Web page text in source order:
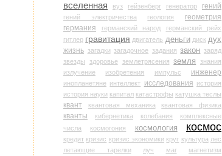
вселенная
вуз гейзенберг генератор гений
гений электричества геология
геометрия
германия
германский народ
германский рейх
гитлер гравитация двигатель деньги диск дух
жизнь загадки загадочное задания закон заряд
звезды
здоровье землетрясения земля
знания
излучение
изобретения импульс инженер
инопланетяне интеллект исследования история
история науки капитал катастрофы катушка теслы
квант квантовая механика квантовая физика
кванты кибернетика колебания
комплексные
числа
космогония космология космос
кредит кризис кризис экономики круг культура лес
летающие тарелки
луч маг магнетизм